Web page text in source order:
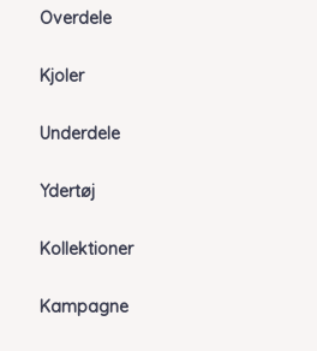
Overdele
Kjoler
Underdele
Ydertøj
Kollektioner
Kampagne